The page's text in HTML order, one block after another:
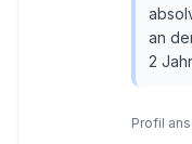
an
2
Profil